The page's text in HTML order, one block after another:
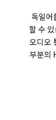
독일
할 수
오디오
부분의